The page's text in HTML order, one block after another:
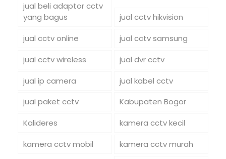
jual beli adaptor cctv
yang bagus
jual cctv hikvision
jual cctv online
jual cctv samsung
jual cctv wireless
jual dvr cctv
jual ip camera
jual kabel cctv
jual paket cctv
Kabupaten Bogor
Kalideres
kamera cctv kecil
kamera cctv mobil
kamera cctv murah